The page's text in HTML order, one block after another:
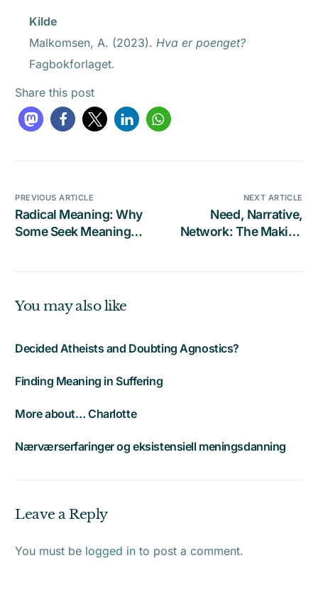
Kilde
Malkomsen, A. (2023). Hva er poenget?
Fagbokforlaget.
Share this post
PREVIOUS ARTICLE
Radical Meaning: Why
Some Seek Meaning
NEXT ARTICLE
Need, Narrative,
Network: The Making
You may also like
Decided Atheists and Doubting Agnostics?
Finding Meaning in Suffering
More about… Charlotte
Nærværserfaringer og eksistensiell meningsdanning
Leave a Reply
You must be logged in to post a comment.